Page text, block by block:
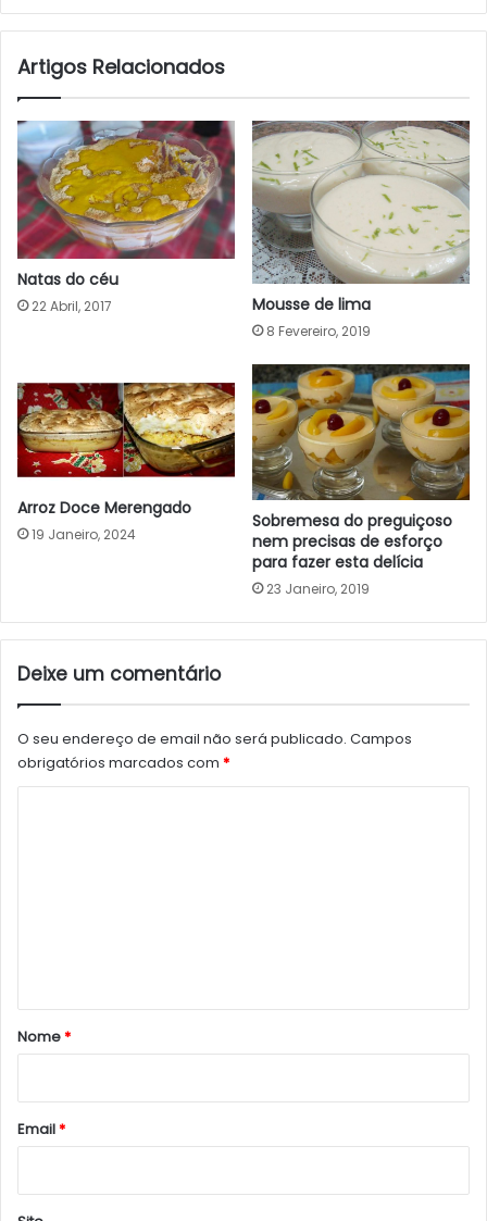
Artigos Relacionados
Natas do céu
22 Abril, 2017 Mousse de lima
8 Fevereiro, 2019
Arroz Doce Merengado
19 Janeiro, 2024
Sobremesa do preguiçoso
nem precisas de esforço
para fazer esta delícia
23 Janeiro, 2019
Deixe um comentário
O seu endereço de email não será publicado. Campos
obrigatórios marcados com *
r
*
Nome*
Email*